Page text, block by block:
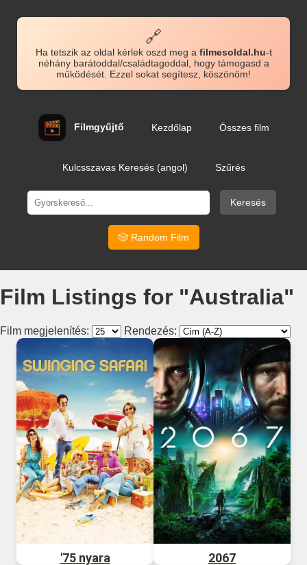
🔗
Ha tetszik az oldal kérlek oszd meg a filmesoldal.hu-t
néhány barátoddal/családtagoddal, hogy támogasd a
működését. Ezzel sokat segítesz, köszönöm!
Filmgyűjtő Kezdőlap Összes film
Kulcsszavas Keresés (angol) Szűrés
Keresés
🎲 Random Film
Film Listings for "Australia"
Film megjelenítés: Rendezés:
'75 nyara 2067